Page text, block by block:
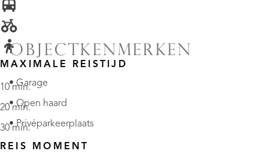
OBJECTKENMERKEN
• Garage
• Open haard
• Privéparkeerplaats
MAXIMALE REISTIJD
10 min.
20 min.
30 min.
REIS MOMENT